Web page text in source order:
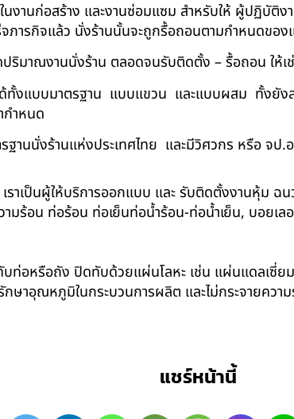
นงานก่อสร้าง และงานซ่อมแซม สำหรับให้ ผู้ปฏิบั
จภารกิจแล้ว นั่งร้านนั้นจะถูกรื้อถอนตามกำหนดของ
ริมาณงานนั่งร้าน ตลอดจนรับติดตั้ง – รื้อถอน ให้
ด้ทั้งแบบมาตรฐาน แบบแขวน และแบบผสม ทั้งยั
ำหนด
านนั่งร้านแห่งประเทศไทย และมีวิศวกร หรือ จป
เราเป็นผู้ให้บริการออกแบบ และ รับติดตั้งงานหุ้ม
อน ท่อร้อน ท่อเย็นท่อน้ำร้อน-ท่อน้ำเย็น, บอยเล
อหรือถัง ปิดทับด้วยแผ่นโลหะ เช่น แผ่นแดลเซี่ย
ษาอุณหภูมิในกระบวนการผลิต และไม่กระจายคว
แชร์หน้านี้